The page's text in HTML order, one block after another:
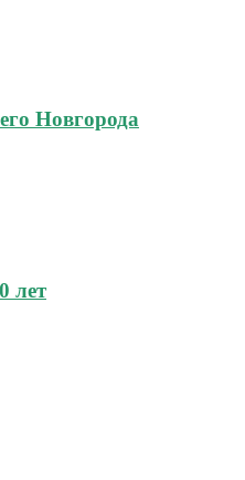
Новгорода
лет